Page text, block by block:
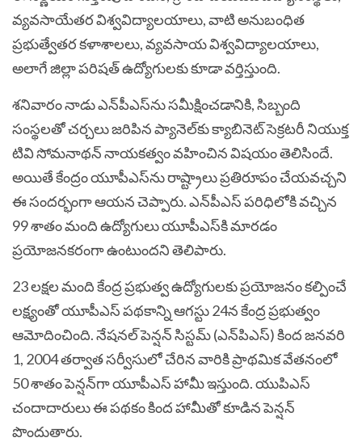
వ్యవసాయేతర విశ్వవిద్యాలయాలు, వాటి అనుబంధిత
ప్రభుత్వేతర కళాశాలలు, వ్యవసాయ విశ్వవిద్యాలయాలు,
అలాగే జిల్లా పరిషత్ ఉద్యోగులకు కూడా వర్తిస్తుంది.
శనివారం నాడు ఎన్‌పీఎస్‌ను సమీక్షించడానికి, సిబ్బంది
సంస్థలతో చర్చలు జరిపిన ప్యానెల్‌కు క్యాబినెట్ సెక్రటరీ నియుక్త
టివి సోమనాథన్ నాయకత్వం వహించిన విషయం తెలిసిందే.
అయితే కేంద్రం యూపీఎస్‌ను రాష్ట్రాలు ప్రతిరూపం చేయవచ్చని
ఈ సందర్భంగా ఆయన చెప్పారు. ఎన్‌పీఎస్ పరిధిలోకి వచ్చిన
99 శాతం మంది ఉద్యోగులు యూపీఎస్‌కి మారడం
ప్రయోజనకరంగా ఉంటుందని తెలిపారు.
23 లక్షల మంది కేంద్ర ప్రభుత్వ ఉద్యోగులకు ప్రయోజనం కల్పించే
లక్ష్యంతో యూపీఎస్ పథకాన్ని ఆగస్టు 24న కేంద్ర ప్రభుత్వం
ఆమోదించింది. నేషనల్ పెన్షన్ సిస్టమ్ (ఎన్‌పిఎస్) కింద జనవరి
1, 2004 తర్వాత సర్వీసులో చేరిన వారికి ప్రాథమిక వేతనంలో
50 శాతం పెన్షన్‌గా యూపీఎస్ హామీ ఇస్తుంది.యుపిఎస్
చందాదారులు ఈ పథకం కింద హామీతో కూడిన పెన్షన్
పొందుతారు.